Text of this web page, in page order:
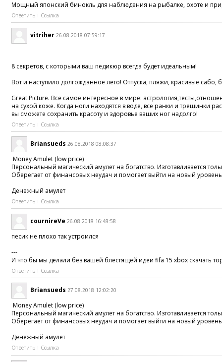
Мощный японский бинокль для наблюдения на рыбалке, охоте и
Ответить Ссылка
vitriher 26.08.2018 07:59:17
8 секретов, с которыми ваш педикюр всегда будет идеальным!
Вот и наступило долгожданное лето! Отпуска, пляжи, красивые
Great Picture. Все самое интересное в мире:
на сухой коже. Когда ноги находятся в воде, все ранки и трещинки
вы сможете сохранить красоту и здоровье ваших ног надолго!
Ответить Ссылка
Briansueds 26.08.2018 08:08:37
Money Amulet (low price)
Персональный магический амулет на богатство. Изготавливается
Оберегает от финансовых неудач и помогает выйти на новый
Денежный амулет
Ответить Ссылка
cournireVe 26.08.2018 16:48:58
песик не плохо так устроился
---
И что бы мы делали без вашей блестящей идеи fifa 15 xbox скачать
Ответить Ссылка
Briansueds 27.08.2018 12:02:20
Money Amulet (low price)
Персональный магический амулет на богатство. Изготавливается
Оберегает от финансовых неудач и помогает выйти на новый
Денежный амулет
Ответить Ссылка